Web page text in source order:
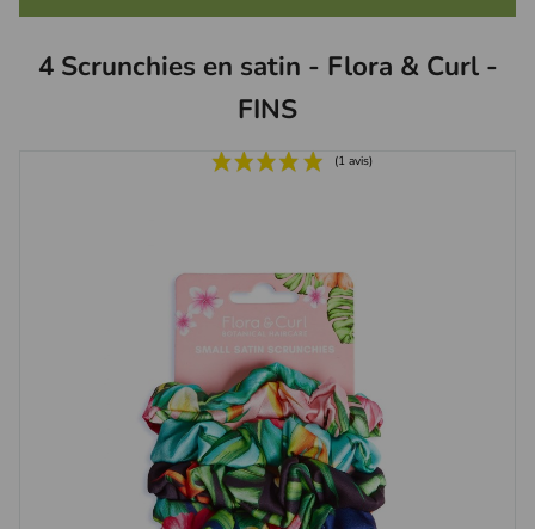
4 Scrunchies en satin - Flora & Curl -
FINS